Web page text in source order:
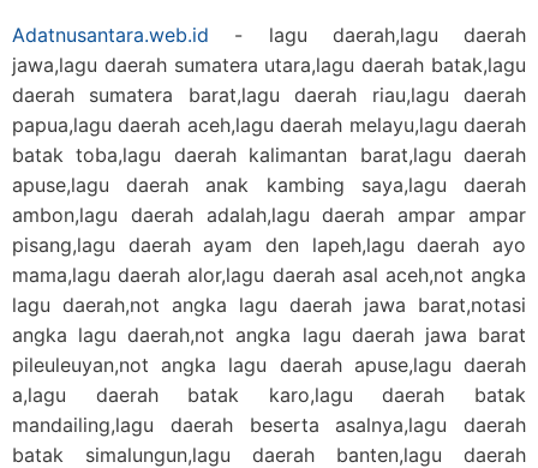
Adatnusantara.web.id - lagu daerah,lagu daerah
jawa,lagu daerah sumatera utara,lagu daerah batak,lagu
daerah sumatera barat,lagu daerah riau,lagu daerah
papua,lagu daerah aceh,lagu daerah melayu,lagu daerah
batak toba,lagu daerah kalimantan barat,lagu daerah
apuse,lagu daerah anak kambing saya,lagu daerah
ambon,lagu daerah adalah,lagu daerah ampar ampar
pisang,lagu daerah ayam den lapeh,lagu daerah ayo
mama,lagu daerah alor,lagu daerah asal aceh,not angka
lagu daerah,not angka lagu daerah jawa barat,notasi
angka lagu daerah,not angka lagu daerah jawa barat
pileuleuyan,not angka lagu daerah apuse,lagu daerah
a,lagu daerah batak karo,lagu daerah batak
mandailing,lagu daerah beserta asalnya,lagu daerah
batak simalungun,lagu daerah banten,lagu daerah